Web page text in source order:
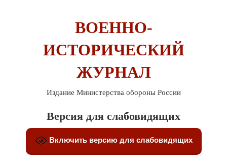
ВОЕННО-
ИСТОРИЧЕСКИЙ
ЖУРНАЛ
Издание Министерства обороны России
Версия для слабовидящих
Включить версию для слабовидящих